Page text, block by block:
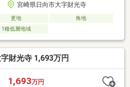
宮崎県日向市大字財光寺
更地
角地
1種低層地域
財光寺 1,693万円
1,693万円